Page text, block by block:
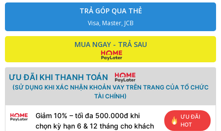
TRẢ GÓP QUA THẺ
Visa, Master, JCB
MUA NGAY - TRẢ SAU
ƯU ĐÃI KHI THANH TOÁN
(SỬ DỤNG KHI XÁC NHẬN KHOẢN VAY TRÊN TRANG CỦA TỔ CHỨC
TÀI CHÍNH)
Giảm 10% – tối đa 500.000đ khi
chọn kỳ hạn 6 & 12 tháng cho khách
ƯU ĐÃI
HOT